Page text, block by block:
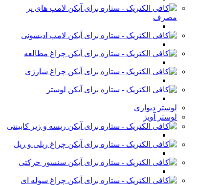
لامپ های پر
مصرف
لامپ ادیسونی
چراغ مطالعه
چراغ شارژی
لوستر
لوستر دیواری
لوستر آویز
ریسه و زیر کابینتی
چراغ ریلی و ریل
سنسور حرکتی
چراغ سوله ای